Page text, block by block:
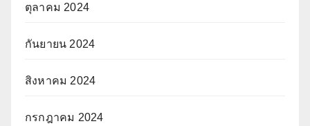
ตุลาคม 2024
กันยายน 2024
สิงหาคม 2024
กรกฎาคม 2024